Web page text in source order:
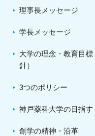
理事長メッセージ
学長メッセージ
大学の理念・教育目
針）
3つのポリシー
神戸薬科大学の目指す
創学の精神・沿革